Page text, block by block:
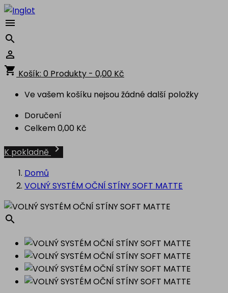



shopping_cart Košík: 0 Produkty - 0,00 Kč
Ve vašem košíku nejsou žádné další položky
Doručení
Celkem0,00 Kč
K pokladně
Domů
VOLNÝ SYSTÉM OČNÍ STÍNY SOFT MATTE
search